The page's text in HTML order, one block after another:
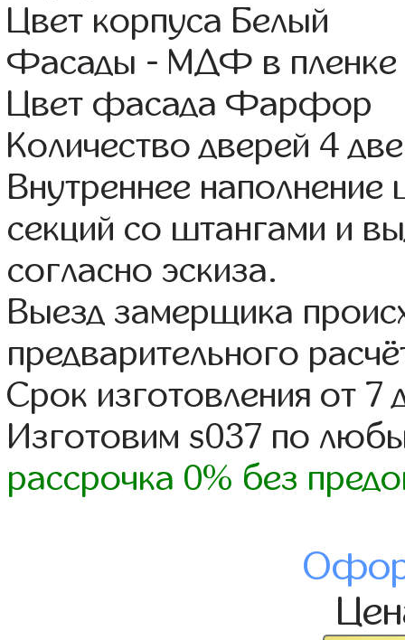
Цвет корпуса Белый
Фасады - МДФ в
Цвет фасада Фарфор
Количество дверей 4
Внутреннее
секций со штангами и
согласно эскиза.
Выезд замерщика
предварительного
Срок изготовления от 7
Изготовим s037 по
рассрочка 0% без